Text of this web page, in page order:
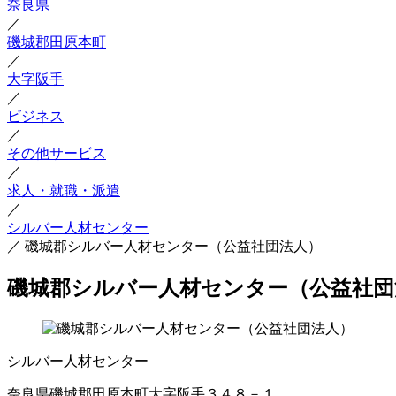
奈良県
／
磯城郡田原本町
／
大字阪手
／
ビジネス
／
その他サービス
／
求人・就職・派遣
／
シルバー人材センター
／ 磯城郡シルバー人材センター（公益社団法人）
磯城郡シルバー人材センター（公益社
シルバー人材センター